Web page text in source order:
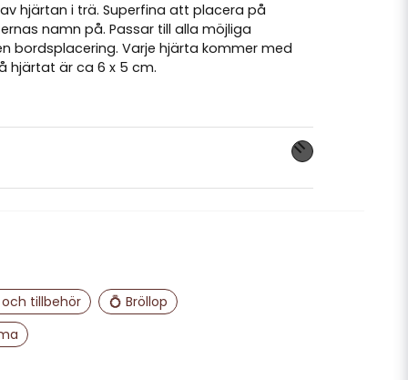
hjärtan i trä. Superfina att placera på
namn på. Passar till alla möjliga
bordsplacering. Varje hjärta kommer med
hjärtat är ca 6 x 5 cm.
emailMejladress
tillbehör
💍 Bröllop